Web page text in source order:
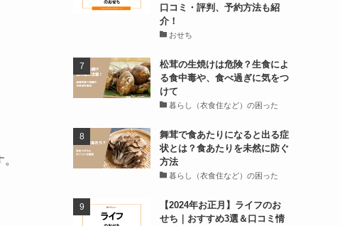
口コミ・評判、予約方法も紹
介！
おせち
松茸の生焼けは危険？生食によ
る食中毒や、食べ過ぎに気をつ
けて
暮らし（衣食住など）の困った
舞茸で食あたりになると出る症
状とは？食あたりを未然に防ぐ
方法
暮らし（衣食住など）の困った
【2024年お正月】ライフのお
せち｜おすすめ3選＆口コミ情